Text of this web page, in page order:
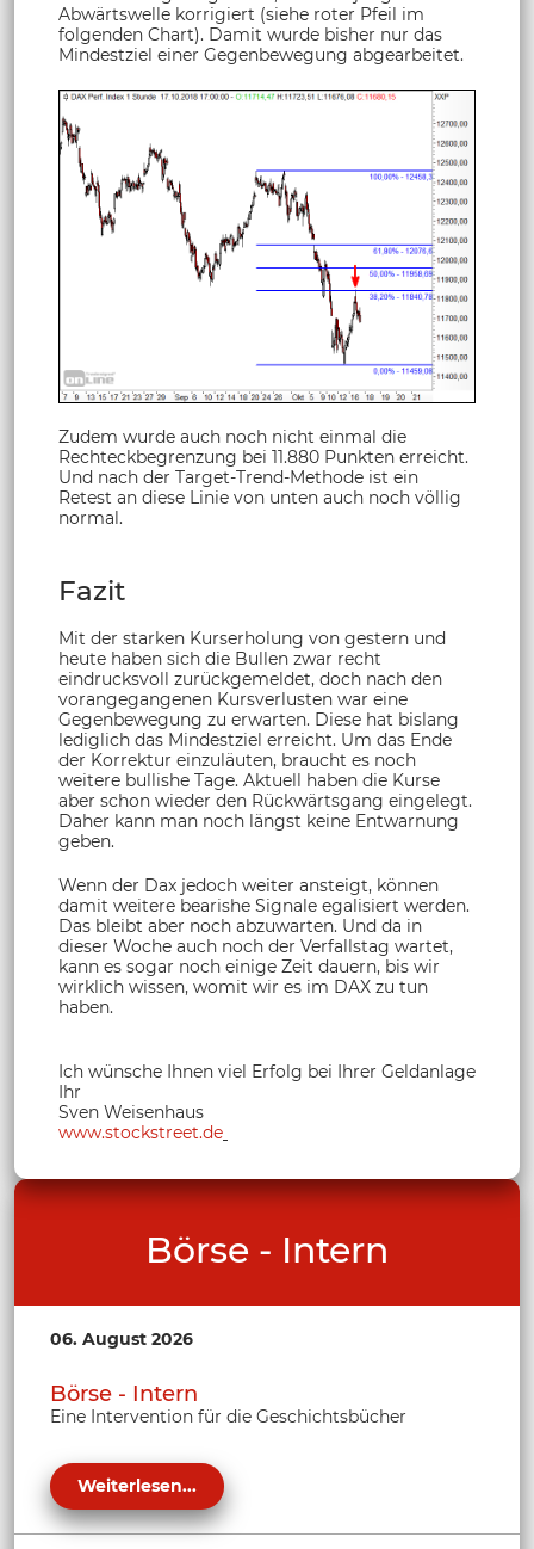
Abwärtswelle korrigiert (siehe roter Pfeil im
folgenden Chart). Damit wurde bisher nur das
Mindestziel einer Gegenbewegung abgearbeitet.
Zudem wurde auch noch nicht einmal die
Rechteckbegrenzung bei 11.880 Punkten erreicht.
Und nach der Target-Trend-Methode ist ein
Retest an diese Linie von unten auch noch völlig
normal.
Fazit
Mit der starken Kurserholung von gestern und
heute haben sich die Bullen zwar recht
eindrucksvoll zurückgemeldet, doch nach den
vorangegangenen Kursverlusten war eine
Gegenbewegung zu erwarten. Diese hat bislang
lediglich das Mindestziel erreicht. Um das Ende
der Korrektur einzuläuten, braucht es noch
weitere bullishe Tage. Aktuell haben die Kurse
aber schon wieder den Rückwärtsgang eingelegt.
Daher kann man noch längst keine Entwarnung
geben.
Wenn der Dax jedoch weiter ansteigt, können
damit weitere bearishe Signale egalisiert werden.
Das bleibt aber noch abzuwarten. Und da in
dieser Woche auch noch der Verfallstag wartet,
kann es sogar noch einige Zeit dauern, bis wir
wirklich wissen, womit wir es im DAX zu tun
haben.
Ich wünsche Ihnen viel Erfolg bei Ihrer Geldanlage
Ihr
Sven Weisenhaus
www.stockstreet.de
Börse - Intern
06. August 2026
Börse - Intern
Eine Intervention für die Geschichtsbücher
Weiterlesen...